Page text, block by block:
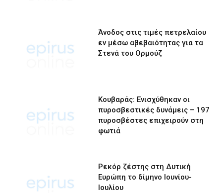
Άνοδος στις τιμές πετρελαίου
εν μέσω αβεβαιότητας για τα
Στενά του Ορμούζ
Κουβαράς: Ενισχύθηκαν οι
πυροσβεστικές δυνάμεις – 197
πυροσβέστες επιχειρούν στη
φωτιά
Ρεκόρ ζέστης στη Δυτική
Ευρώπη το δίμηνο Ιουνίου-
Ιουλίου